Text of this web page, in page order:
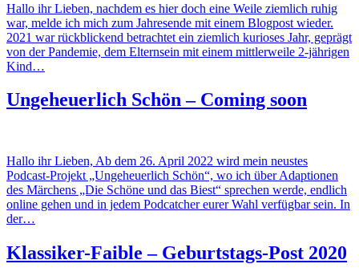
Hallo ihr Lieben, nachdem es hier doch eine Weile ziemlich ruhig
war, melde ich mich zum Jahresende mit einem Blogpost wieder.
2021 war rückblickend betrachtet ein ziemlich kurioses Jahr, geprägt
von der Pandemie, dem Elternsein mit einem mittlerweile 2-jährigen
Kind…
Ungeheuerlich Schön – Coming soon
Hallo ihr Lieben, Ab dem 26. April 2022 wird mein neustes
Podcast-Projekt „Ungeheuerlich Schön“, wo ich über Adaptionen
des Märchens „Die Schöne und das Biest“ sprechen werde, endlich
online gehen und in jedem Podcatcher eurer Wahl verfügbar sein. In
der…
Klassiker-Faible – Geburtstags-Post 2020